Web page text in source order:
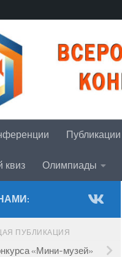
Публикации
квиз Олимпиады
ПУБЛИКАЦИЯ
«Мини-музей»